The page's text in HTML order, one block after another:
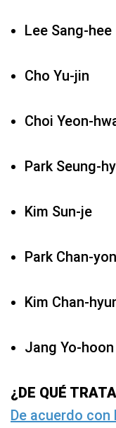
Lee Sang-hee
Cho Yu-jin
Choi Yeon-
Park Seung-
Kim Sun-je
Park Chan-
Kim Chan-
Jang Yo-
¿DE QUÉ
De acuerdo